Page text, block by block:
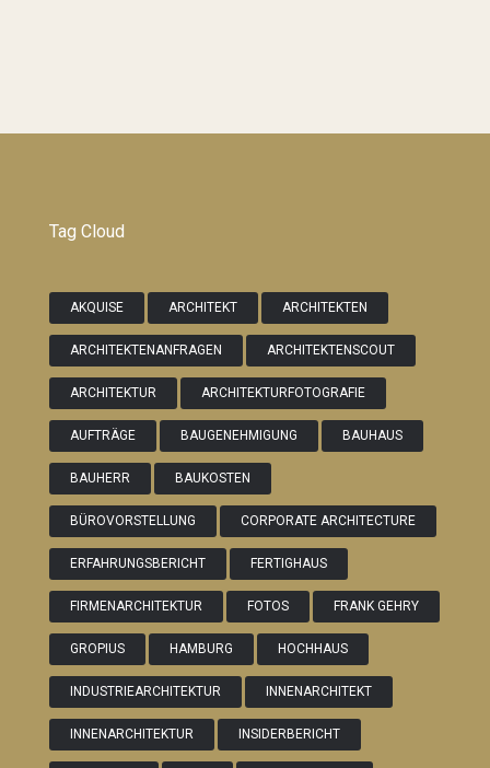
Tag Cloud
AKQUISE ARCHITEKT ARCHITEKTEN
ARCHITEKTENANFRAGEN ARCHITEKTENSCOUT
ARCHITEKTUR ARCHITEKTURFOTOGRAFIE
AUFTRÄGE BAUGENEHMIGUNG BAUHAUS
BAUHERR BAUKOSTEN
BÜROVORSTELLUNG CORPORATE ARCHITECTURE
ERFAHRUNGSBERICHT FERTIGHAUS
FIRMENARCHITEKTUR FOTOS FRANK GEHRY
GROPIUS HAMBURG HOCHHAUS
INDUSTRIEARCHITEKTUR INNENARCHITEKT
INNENARCHITEKTUR INSIDERBERICHT